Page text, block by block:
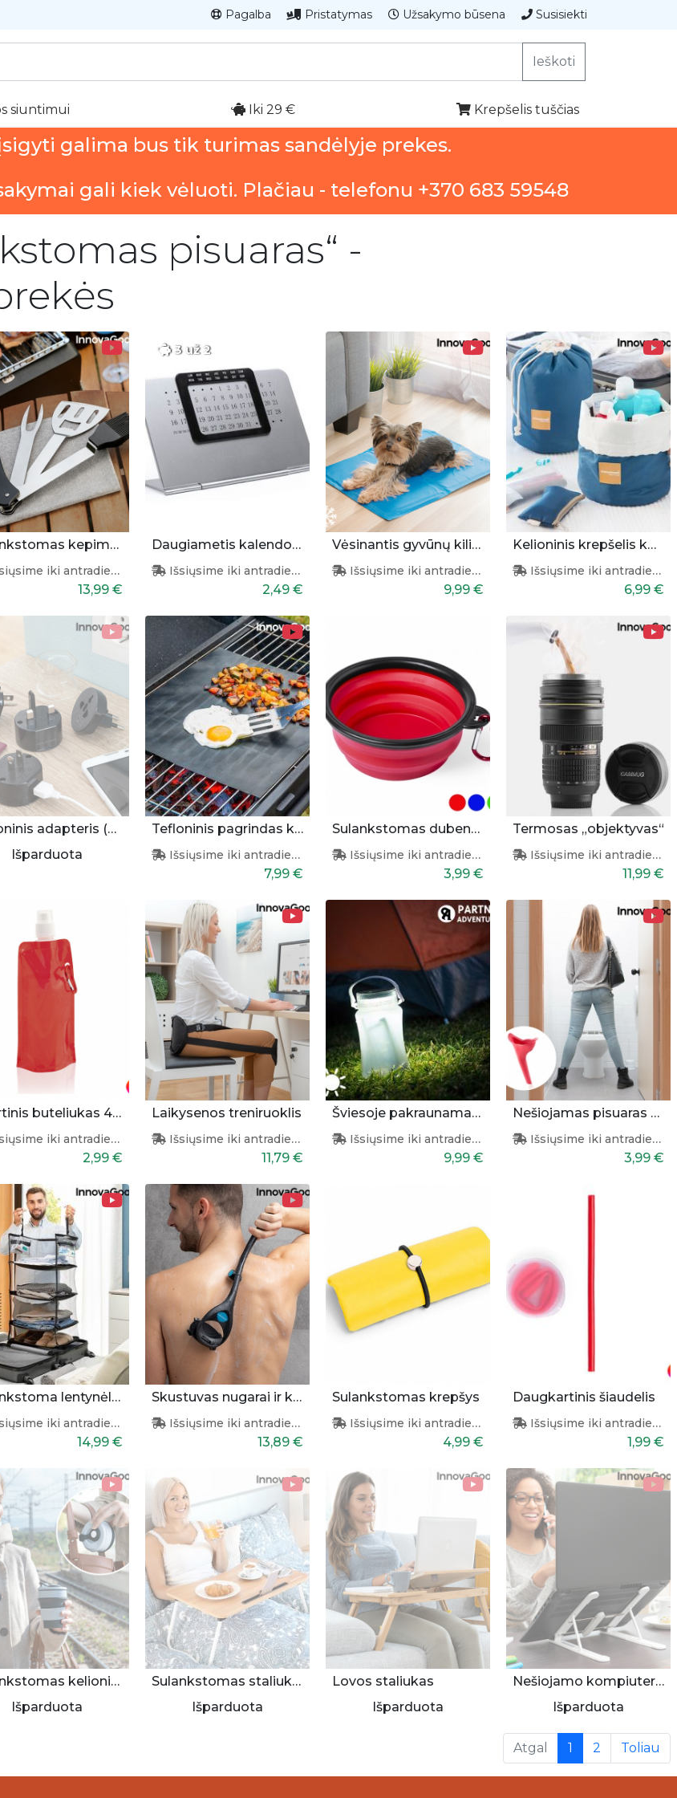
Pagalba Pristatymas Užsakymo būsena Susisiekti
Ieškoti
siuntimui Iki 29 € Krepšelis tuščias
galima bus tik turimas sandėlyje prekes.
gali kiek vėluoti. Plačiau - telefonu +370 683 59548
pisuaras“ -
Sulankstomas kepimo įrankių rinkinys
iki antradienio
13,99 €
3 už 2
Daugiametis kalendorius
Išsiųsime iki antradienio
2,49 €
Vėsinantis gyvūnų kilimėlis 40x50cm
Išsiųsime iki antradienio
9,99 €
Kelioninis krepšelis kosmetikai
Išsiųsime iki antradienio
6,99 €
Kelioninis adapteris (universalus)
Išparduota
Tefloninis pagrindas kepimui
Išsiųsime iki antradienio
7,99 €
Sulankstomas dubenėlis augintiniams
Išsiųsime iki antradienio
3,99 €
Termosas „objektyvas“
Išsiųsime iki antradienio
11,99 €
Sportinis buteliukas 400ml
iki antradienio
2,99 €
Laikysenos treniruoklis
Išsiųsime iki antradienio
11,79 €
Šviesoje pakraunamas žibintas - buteliukas
Išsiųsime iki antradienio
9,99 €
Nešiojamas pisuaras moterims
Išsiųsime iki antradienio
3,99 €
Sulankstoma lentynėlė lagaminui
iki antradienio
14,99 €
Skustuvas nugarai ir kūnui
Išsiųsime iki antradienio
13,89 €
Sulankstomas krepšys
Išsiųsime iki antradienio
4,99 €
Daugkartinis šiaudelis
Išsiųsime iki antradienio
1,99 €
Sulankstomas kelioninis puodelis
Išparduota
Sulankstomas staliukas lovai
Išparduota
Lovos staliukas
Išparduota
Nešiojamo kompiuterio stovas
Išparduota
Atgal 1 (current)
2 Toliau